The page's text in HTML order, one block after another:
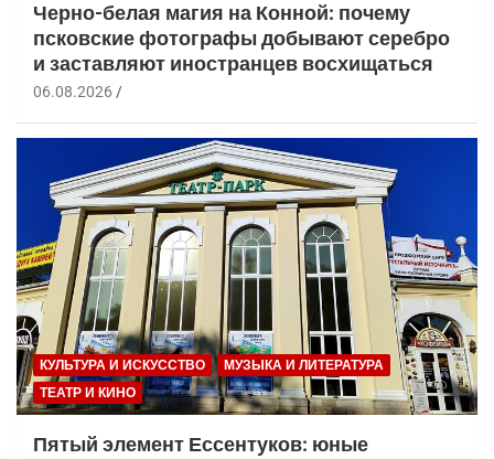
Черно-белая магия на Конной: почему
псковские фотографы добывают серебро
и заставляют иностранцев восхищаться
06.08.2026
КУЛЬТУРА И ИСКУССТВО
МУЗЫКА И ЛИТЕРАТУРА
ТЕАТР И КИНО
Пятый элемент Ессентуков: юные